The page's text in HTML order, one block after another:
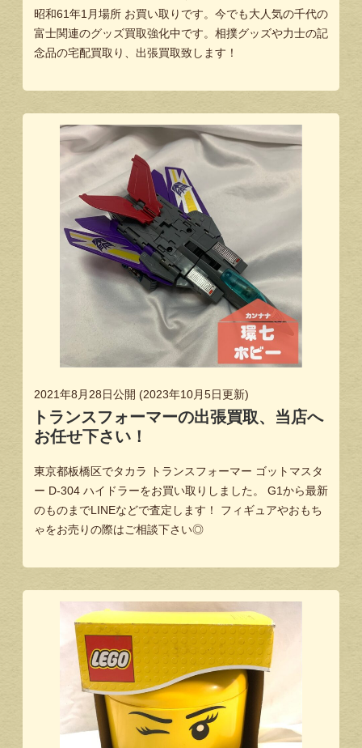
昭和61年1月場所 お買い取りです。今でも大人気の千代の
富士関連のグッズ買取強化中です。相撲グッズや力士の記
念品の宅配買取り、出張買取致します！
2021年8月28日公開 (2023年10月5日更新)
トランスフォーマーの出張買取、当店へ
お任せ下さい！
東京都板橋区でタカラ トランスフォーマー ゴットマスタ
ー D-304 ハイドラーをお買い取りしました。 G1から最新
のものまでLINEなどで査定します！ フィギュアやおもち
ゃをお売りの際はご相談下さい◎